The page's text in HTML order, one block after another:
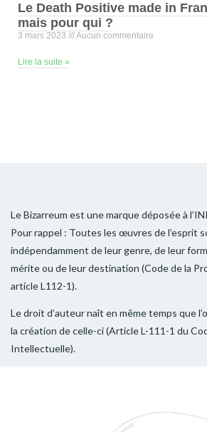
Le Death Positive made in
mais pour qui ?
3 mars 2023 Aucun commentaire
Lire la suite »
Le Bizarreum est une marque déposée à
Pour rappel : Toutes les œuvres de l’esprit
indépendamment de leur genre, de leur
mérite ou de leur destination (Code de la
article L112-1).
Le droit d’auteur naît en même temps que
la création de celle-ci (Article L-111-1 du
Intellectuelle).